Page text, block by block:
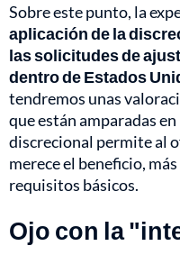
Sobre este punto, la
aplicación de la
las solicitudes de
dentro de Estados
tendremos unas
que están amparadas en
discrecional permite al
merece el beneficio,
requisitos básicos.
Ojo con la